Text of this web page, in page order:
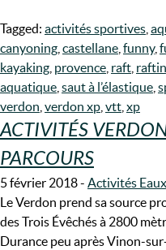
Tagged: activités sportives
canyoning castellane funny,
kayaking provence raft
aquatique saut à l’élastique
verdon verdon xp vtt xp
ACTIVITÉS
PARCOURS
5 février 2018- Activités
Le Verdon prend sa source
des Trois Évêchés à 2800
Durance peu après Vinon-